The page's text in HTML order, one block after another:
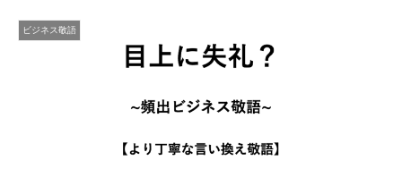
ビジネス敬語